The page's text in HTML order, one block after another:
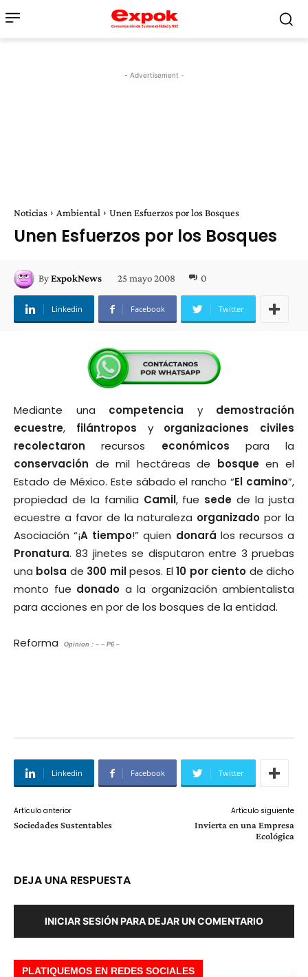
- Advertisement -
Noticias Ambiental Unen Esfuerzos por los Bosques
Unen Esfuerzos por los Bosques
ByExpokNews 25 mayo 2008 0
Linkedin Facebook Twitter
Mediante una competencia y demostración
ecuestre, filántropos y organizaciones
civiles
recolectaron recursos económicos para la
conservación de mil hectáreas de bosqueen el
Estado de México. Este sábado el rancho “El camino”,
propiedad de la familia Camil, fue sede de la justa
ecuestre a favor de la naturaleza organizado por la
Asociación “¡A tiempo!” quien donará los recursos a
Pronatura. 83 jinetes se disputaron entre 3 pruebas
una bolsa de 300 milpesos. El10 por ciento de dicho
monto fue donado a la organización ambientalista
para acciones en por de los bosques de la entidad.
Reforma Opinion : – – P6 –
Linkedin Facebook Twitter
Artículo anterior
Sociedades Sustentables
Artículo siguiente
Invierta en una Empresa
Ecológica
DEJA UNA RESPUESTA
INICIAR SESIÓN PARA DEJAR UN COMENTARIO
PLATIQUEMOS EN REDES SOCIALES